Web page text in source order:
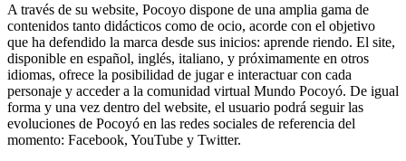
A través de su website, Pocoyo dispone de una amplia gama de
contenidos tanto didácticos como de ocio, acorde con el objetivo
que ha defendido la marca desde sus inicios: aprende riendo. El site,
disponible en español, inglés, italiano, y próximamente en otros
idiomas, ofrece la posibilidad de jugar e interactuar con cada
personaje y acceder a la comunidad virtual Mundo Pocoyó. De igual
forma y una vez dentro del website, el usuario podrá seguir las
evoluciones de Pocoyó en las redes sociales de referencia del
momento: Facebook, YouTube y Twitter.